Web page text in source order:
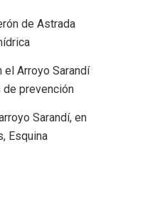
de Astrada
el Arroyo Sarandí
de prevención
Sarandí, en
Esquina